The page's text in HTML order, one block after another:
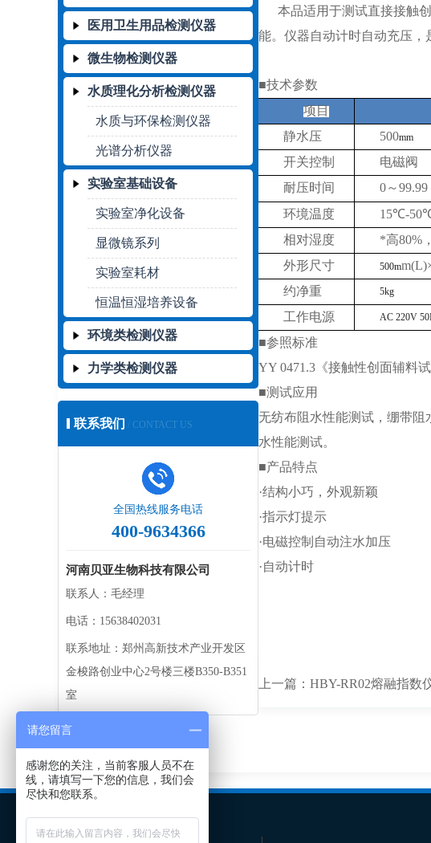
医用卫生用品检测仪器
微生物检测仪器
水质理化分析检测仪器
水质与环保检测仪器
光谱分析仪器
实验室基础设备
实验室净化设备
显微镜系列
实验室耗材
恒温恒湿培养设备
环境类检测仪器
力学类检测仪器
联系我们 / CONTACT US
全国热线服务电话
400-9634366
河南贝亚生物科技有限公司
联系人：毛经理
电话：15638402031
联系地址：郑州高新技术产业开发区
金梭路创业中心2号楼三楼B350-B351
室
本品适用于测试直接接触
能。仪器自动计时自动充压，
■技术参数
项目
静水压
500mm
开关控制
电磁阀
耐压时间
0～99.99
环境温度
15℃-
相对湿度
*高80%
外形尺寸 500m
约净重
5kg
工作电源 AC 220V
■参照标准
YY 0471.3《接触性创面辅料
■测试应用
无纺布阻水性能测试， 绷带阻
水性能测试。
■产品特点
·结构小巧，外观新颖
·指示灯提示
·电磁控制自动注水加压
·自动计时
上一篇： HBY-RR02熔融指数
请您留言
感谢您的关注，当前客服人员不在
线，请填写一下您的信息，我们会
尽快和您联系。